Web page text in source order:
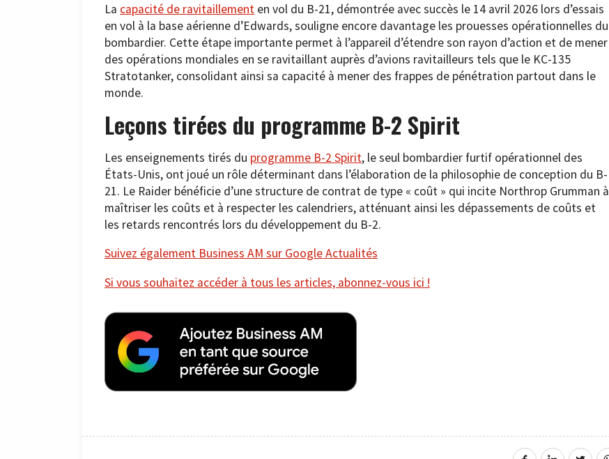
La capacité de ravitaillement en vol du B-21, démontrée avec succès le 14 avril 2026 lors d’essais
en vol à la base aérienne d’Edwards, souligne encore davantage les prouesses opérationnelles du
bombardier. Cette étape importante permet à l’appareil d’étendre son rayon d’action et de mener
des opérations mondiales en se ravitaillant auprès d’avions ravitailleurs tels que le KC-135
Stratotanker, consolidant ainsi sa capacité à mener des frappes de pénétration partout dans le
monde.
Leçons tirées du programme B-2 Spirit
Les enseignements tirés du programme B-2 Spirit, le seul bombardier furtif opérationnel des
États-Unis, ont joué un rôle déterminant dans l’élaboration de la philosophie de conception du B-
21. Le Raider bénéficie d’une structure de contrat de type « coût » qui incite Northrop Grumman à
maîtriser les coûts et à respecter les calendriers, atténuant ainsi les dépassements de coûts et
les retards rencontrés lors du développement du B-2.
Suivez également Business AM sur Google Actualités
Si vous souhaitez accéder à tous les articles, abonnez-vous ici !